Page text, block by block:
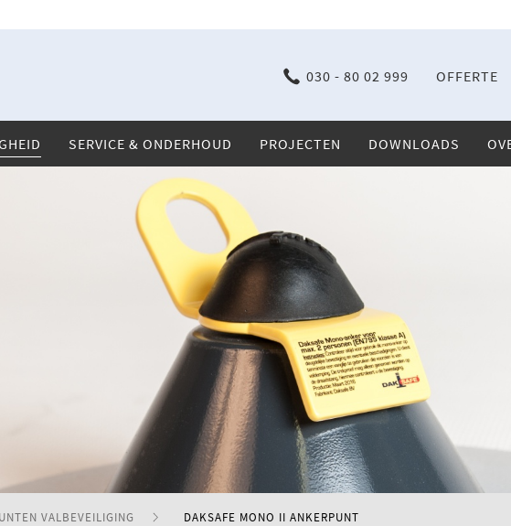
030 - 80 02 999 OFFERTE
SERVICE & ONDERHOUD PROJECTEN DOWNLOADS
VALBEVEILIGING DAKSAFE MONO II ANKERPUNT